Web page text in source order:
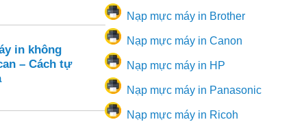
in không
– Cách tự
Nạp mực máy in Brother
Nạp mực máy in Canon
Nạp mực máy in HP
Nạp mực máy in Panasonic
Nạp mực máy in Ricoh